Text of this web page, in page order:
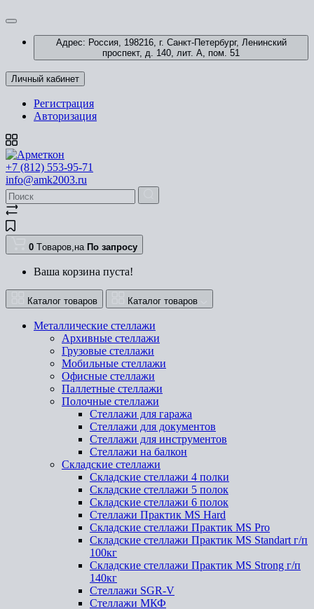
Адрес: Россия, 198216, г. Санкт-Петербург, Ленинский
проспект, д. 140, лит. А, пом. 51
Личный кабинет
Регистрация
Авторизация
+7 (812) 553-95-71
info@amk2003.ru
0 Tоваров,на По запросу
Ваша корзина пуста!
Каталог товаров Каталог товаров
Металлические стеллажи
Архивные стеллажи
Грузовые стеллажи
Мобильные стеллажи
Офисные стеллажи
Паллетные стеллажи
Полочные стеллажи
Стеллажи для гаража
Стеллажи для документов
Стеллажи для инструментов
Стеллажи на балкон
Складские стеллажи
Складские стеллажи 4 полки
Складские стеллажи 5 полок
Складские стеллажи 6 полок
Стеллажи Практик MS Hard
Складские стеллажи Практик MS Pro
Складские стеллажи Практик MS Standart г/п
100кг
Складские стеллажи Практик MS Strong г/п
140кг
Стеллажи SGR-V
Стеллажи МКФ